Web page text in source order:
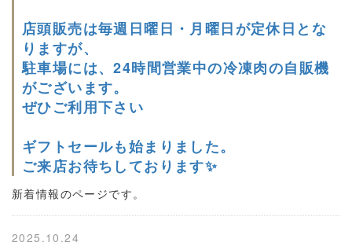
店頭販売は毎週日曜日・月曜日が定休日とな
りますが、
駐車場には、24時間営業中の冷凍肉の自販機
がございます。
ぜひご利用下さい
ギフトセールも始まりました。
ご来店お待ちしております✨
新着情報のページです。
2025.10.24